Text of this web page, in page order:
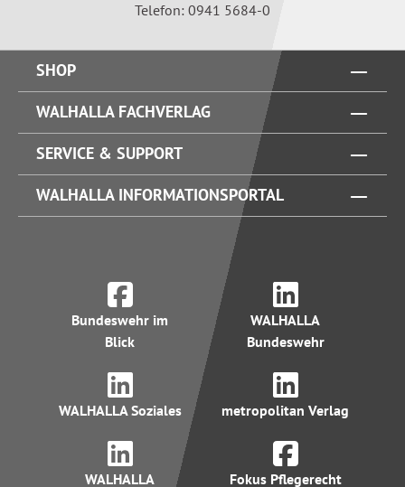
Telefon: 0941 5684-0
SHOP
WALHALLA FACHVERLAG
SERVICE & SUPPORT
WALHALLA INFORMATIONSPORTAL
Bundeswehr im
Blick
WALHALLA
Bundeswehr
WALHALLA Soziales metropolitan Verlag
WALHALLA Fokus Pflegerecht